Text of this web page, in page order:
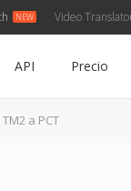
Video
API Precio
TM2 a PCT